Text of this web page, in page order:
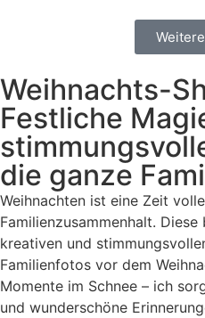
Weihnachts-
Festliche
die ganze
Weihnachten ist eine Zeit
Familienzusammenhalt.
kreativen und
Familienfotos vor dem
Momente im Schnee – ich
und wunderschöne